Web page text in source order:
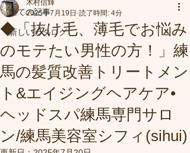
全ての記事
新しいカタログ
◆「抜け毛、薄毛でお悩み
のモテたい男性の方！」練
馬の髪質改善トリートメン
ト&エイジングヘアケア•
ヘッドスパ練馬専門サロ
ン/練馬美容室シフィ(sihui)
木村信輝
2025年7月19日 読了時間: 4分